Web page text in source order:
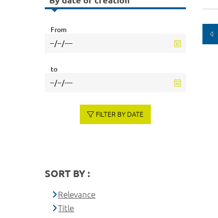
From
to
FILTER BY DATE
SORT BY :
Relevance
Title